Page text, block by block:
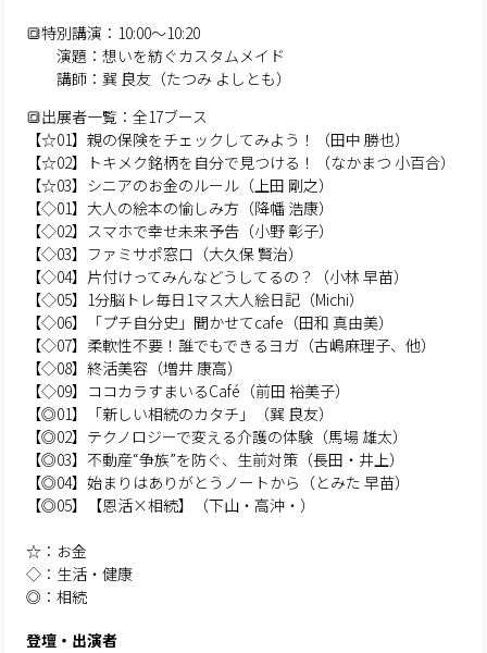
🔳特別講演：10:00～10:20
演題：想いを紡ぐカスタムメイド
講師：巽 良友（たつみ よしとも）
🔳出展者一覧：全17ブース
【☆01】親の保険をチェックしてみよう！（田中 勝也）
【☆02】トキメク銘柄を自分で見つける！（なかまつ 小百合）
【☆03】シニアのお金のルール（上田 剛之）
【◇01】大人の絵本の愉しみ方（降幡 浩康）
【◇02】スマホで幸せ未来予告（小野 彰子）
【◇03】ファミサポ窓口（大久保 賢治）
【◇04】片付けってみんなどうしてるの？（小林 早苗）
【◇05】1分脳トレ毎日1マス大人絵日記（Michi）
【◇06】「プチ自分史」聞かせてcafe（田和 真由美）
【◇07】柔軟性不要！誰でもできるヨガ（古嶋麻理子、他）
【◇08】終活美容（増井 康高）
【◇09】ココカラすまいるCafé（前田 裕美子）
【◎01】「新しい相続のカタチ」（巽 良友）
【◎02】テクノロジーで変える介護の体験（馬場 雄太）
【◎03】不動産“争族”を防ぐ、生前対策（長田・井上）
【◎04】始まりはありがとうノートから（とみた 早苗）
【◎05】【恩活×相続】（下山・高沖・）
☆：お金
◇：生活・健康
◎：相続
登壇・出演者